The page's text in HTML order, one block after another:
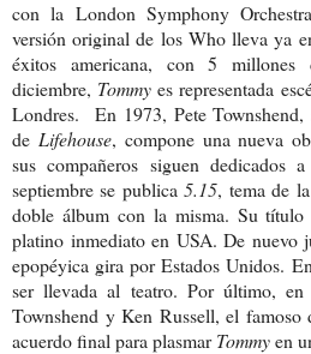
con la London Symphony
versión original de los Who lleva ya
éxitos americana, con 5 millones
diciembre, Tommyes representada
Londres. En 1973, Pete
de Lifehouse, compone una nueva
sus compañeros siguen dedicados
septiembre se publica5.15, tema de
doble álbum con la misma. Su título
platino inmediato en USA. De nuevo
epopéyica gira por Estados Unidos.
ser llevada al teatro. Por último,
Townshend y Ken Russell, el
acuerdo final para plasmarTommyen